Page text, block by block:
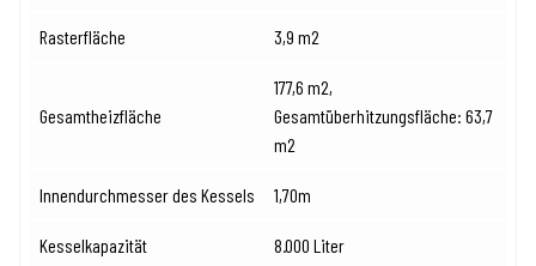
Rasterfläche 3,9 m2
Gesamtheizfläche
177,6 m2,
Gesamtüberhitzungsfläche: 63,7
m2
Innendurchmesser des Kessels 1,70m
Kesselkapazität 8.000 Liter